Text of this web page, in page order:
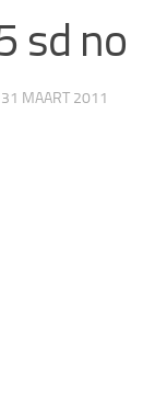
sd no
31 MAART 2011